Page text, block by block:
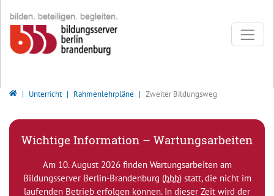
Bildungsserver Berlin - Brandenburg
Unterricht Rahmenlehrpläne Zweiter Bildungsweg
Wichtige Information – Wartungsarbeiten
Am 10. August 2026 finden Wartungsarbeiten am
Bildungsserver Berlin-Brandenburg (bbb) statt, die nicht im
laufenden Betrieb erfolgen können. In dieser Zeit wird der